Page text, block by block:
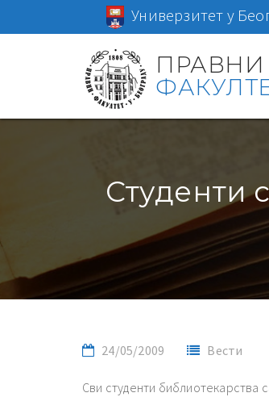
Универзитет у
ПРАВНИ
Студенти
24/05/2009 Вести
Сви студенти библиотекарства